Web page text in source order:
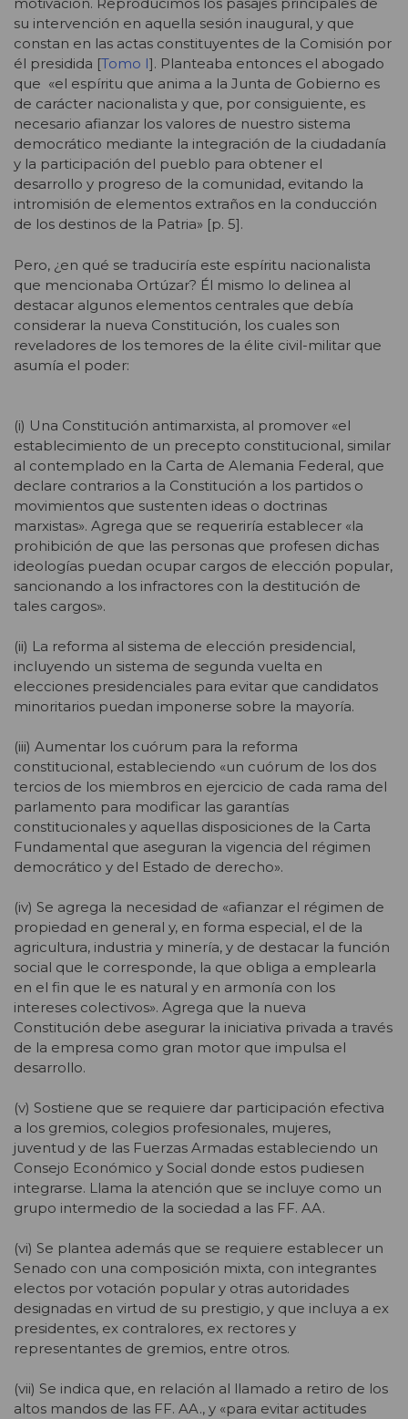
su intervención en aquella sesión inaugural, y que
constan en las actas constituyentes de la Comisión por
él presidida [Tomo I]. Planteaba entonces el abogado
que «el espíritu que anima a la Junta de Gobierno es
de carácter nacionalista y que, por consiguiente, es
necesario afianzar los valores de nuestro sistema
democrático mediante la integración de la ciudadanía
y la participación del pueblo para obtener el
desarrollo y progreso de la comunidad, evitando la
intromisión de elementos extraños en la conducción
de los destinos de la Patria» [p. 5].
Pero, ¿en qué se traduciría este espíritu nacionalista
que mencionaba Ortúzar? Él mismo lo delinea al
destacar algunos elementos centrales que debía
considerar la nueva Constitución, los cuales son
reveladores de los temores de la élite civil-militar que
asumía el poder:
(i) Una Constitución antimarxista, al promover «el
establecimiento de un precepto constitucional, similar
al contemplado en la Carta de Alemania Federal, que
declare contrarios a la Constitución a los partidos o
movimientos que sustenten ideas o doctrinas
marxistas». Agrega que se requeriría establecer «la
prohibición de que las personas que profesen dichas
ideologías puedan ocupar cargos de elección popular,
sancionando a los infractores con la destitución de
tales cargos».
(ii) La reforma al sistema de elección presidencial,
incluyendo un sistema de segunda vuelta en
elecciones presidenciales para evitar que candidatos
minoritarios puedan imponerse sobre la mayoría.
(iii) Aumentar los cuórum para la reforma
constitucional, estableciendo «un cuórum de los dos
tercios de los miembros en ejercicio de cada rama del
parlamento para modificar las garantías
constitucionales y aquellas disposiciones de la Carta
Fundamental que aseguran la vigencia del régimen
democrático y del Estado de derecho».
(iv) Se agrega la necesidad de «afianzar el régimen de
propiedad en general y, en forma especial, el de la
agricultura, industria y minería, y de destacar la función
social que le corresponde, la que obliga a emplearla
en el fin que le es natural y en armonía con los
intereses colectivos». Agrega que la nueva
Constitución debe asegurar la iniciativa privada a través
de la empresa como gran motor que impulsa el
desarrollo.
(v) Sostiene que se requiere dar participación efectiva
a los gremios, colegios profesionales, mujeres,
juventud y de las Fuerzas Armadas estableciendo un
Consejo Económico y Social donde estos pudiesen
integrarse. Llama la atención que se incluye como un
grupo intermedio de la sociedad a las FF. AA.
(vi) Se plantea además que se requiere establecer un
Senado con una composición mixta, con integrantes
electos por votación popular y otras autoridades
designadas en virtud de su prestigio, y que incluya a ex
presidentes, ex contralores, ex rectores y
representantes de gremios, entre otros.
(vii) Se indica que, en relación al llamado a retiro de los
altos mandos de las FF. AA., y «para evitar actitudes